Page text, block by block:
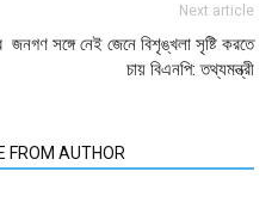
Next article
জনগণ সঙ্গে নেই জেনে বিশৃঙ্খলা সৃষ্টি করতে
চায় বিএনপি: তথ্যমন্ত্রী
FROM AUTHOR